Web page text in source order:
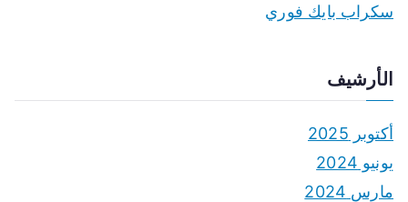
سكراب بايك فوري
الأرشيف
أكتوبر 2025
يونيو 2024
مارس 2024